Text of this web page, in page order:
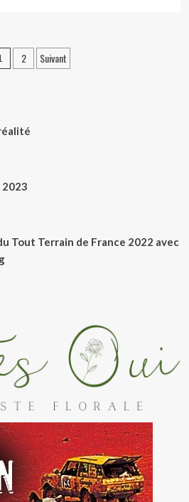
2 Suivant
Tout Terrain de France 2022 avec